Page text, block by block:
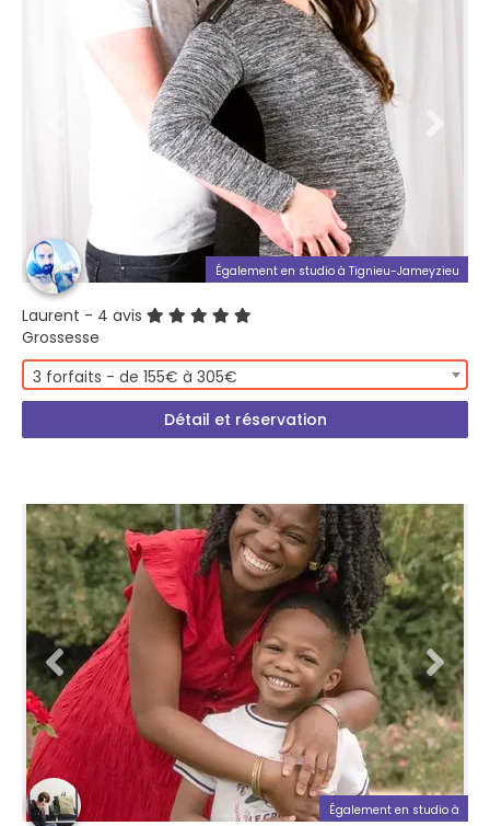
Également en studio à Tignieu-Jameyzieu
Laurent - 4 avis
Grossesse
3 forfaits - de 155€ à 305€
Détail et réservation
Également en studio à